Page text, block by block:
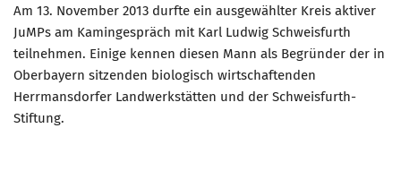
Am 13. November 2013 durfte ein ausgewählter Kreis aktiver
JuMPs am Kamingespräch mit Karl Ludwig Schweisfurth
teilnehmen. Einige kennen diesen Mann als Begründer der in
Oberbayern sitzenden biologisch wirtschaftenden
Herrmansdorfer Landwerkstätten und der Schweisfurth-
Stiftung.